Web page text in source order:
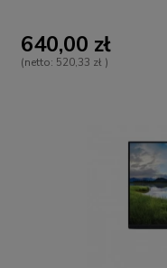
640,00 zł
(netto: 520,33 zł )